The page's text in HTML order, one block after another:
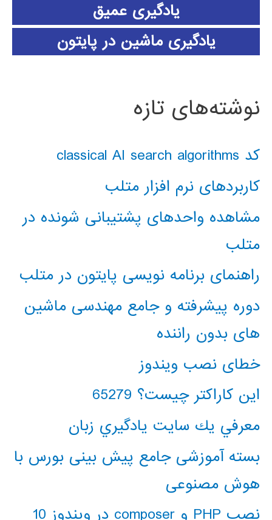
یادگیری عمیق
یادگیری ماشین در پایتون
نوشته‌های تازه
کد classical AI search algorithms
کاربردهای نرم افزار متلب
مشاهده واحدهای پشتیبانی شونده در
متلب
راهنمای برنامه نویسی پایتون در متلب
دوره پیشرفته و جامع مهندسی ماشین
های بدون راننده
خطای نصب ویندوز
این کاراکتر چیست؟ 65279
معرفي يك سايت يادگيري زبان
بسته آموزشی جامع پیش بینی بورس با
هوش مصنوعی
نصب PHP و composer در ویندوز 10